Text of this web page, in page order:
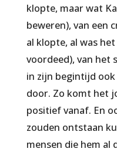
klopte, maar wat
beweren), van een
al klopte, al was
voordeed), van het
in zijn begintijd
door. Zo komt het
positief vanaf. En
zouden ontstaan
mensen die hem al